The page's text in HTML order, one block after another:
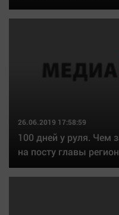
26.06.2019 17:58:59
100 дней у руля. Чем
на посту главы